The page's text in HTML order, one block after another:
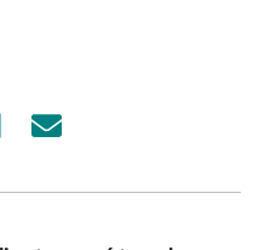
Share